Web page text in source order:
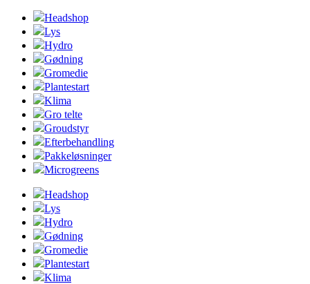
Headshop
Lys
Hydro
Gødning
Gromedie
Plantestart
Klima
Gro telte
Groudstyr
Efterbehandling
Pakkeløsninger
Microgreens
Headshop
Lys
Hydro
Gødning
Gromedie
Plantestart
Klima